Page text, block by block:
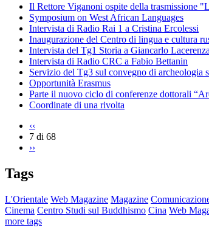
Il Rettore Viganoni ospite della trasmissione
Symposium on West African Languages
Intervista di Radio Rai 1 a Cristina Ercolessi
Inaugurazione del Centro di lingua e cultura
Intervista del Tg1 Storia a Giancarlo
Intervista di Radio CRC a Fabio Bettanin
Servizio del Tg3 sul convegno di archeologia
Opportunità Erasmus
Parte il nuovo ciclo di conferenze dottorali
Coordinate di una rivolta
‹‹
7 di 68
››
Tags
L'Orientale Web Magazine Magazine
Cinema Centro Studi sul Buddhismo Cina Web
more tags